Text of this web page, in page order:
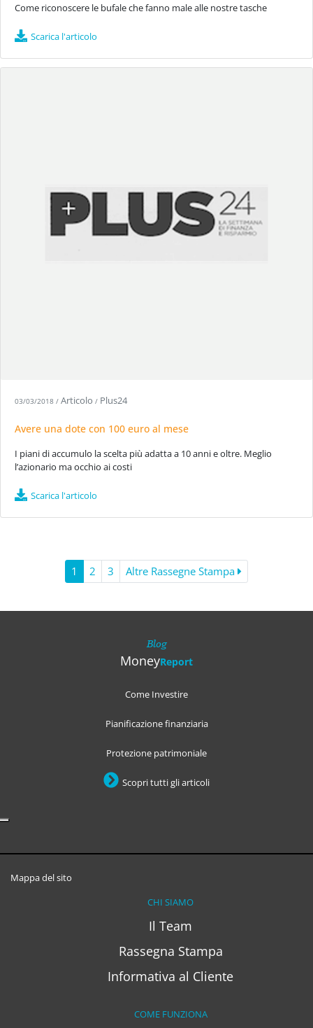
Come riconoscere le bufale che fanno male alle nostre tasche
Scarica l'articolo
03/03/2018 / Articolo / Plus24
Avere una dote con 100 euro al mese
I piani di accumulo la scelta più adatta a 10 anni e oltre. Meglio
l’azionario ma occhio ai costi
Scarica l'articolo
1 2 3 Altre Rassegne Stampa
Blog
MoneyReport
Come Investire
Pianificazione finanziaria
Protezione patrimoniale
Scopri tutti gli articoli
Mappa del sito
CHI SIAMO
Il Team
Rassegna Stampa
Informativa al Cliente
COME FUNZIONA